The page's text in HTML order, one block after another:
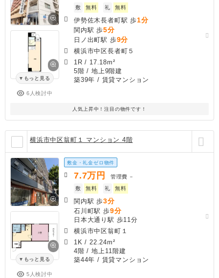
もっと見る
6人検討中
敷
無料 礼 無料
伊勢佐木長者町駅 歩1分
関内駅 歩5分
日ノ出町駅 歩9分
横浜市中区長者町５
1R / 17.18m²
5階 / 地上9階建
築39年 / 賃貸マンション
人気上昇中！注目の物件です！
横浜市中区翁町１ マンション 4階
もっと見る
5人検討中
敷金・礼金ゼロ物件
7.7万円 管理費 －
敷
無料 礼 無料
関内駅 歩3分
石川町駅 歩9分
日本大通り駅 歩11分
横浜市中区翁町１
1K / 22.24m²
4階 / 地上11階建
築44年 / 賃貸マンション